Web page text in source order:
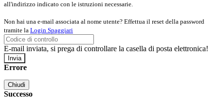
all'indirizzo indicato con le istruzioni necessarie.
Non hai una e-mail associata al nome utente? Effettua il reset della password
tramite la Login Spaggiari
E-mail inviata, si prega di controllare la casella di posta elettronica!
Errore
Chiudi
Successo